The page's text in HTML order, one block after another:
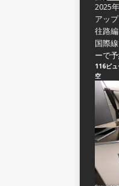
2025
アッ
往路編
国際
ーで
116ビュ
空